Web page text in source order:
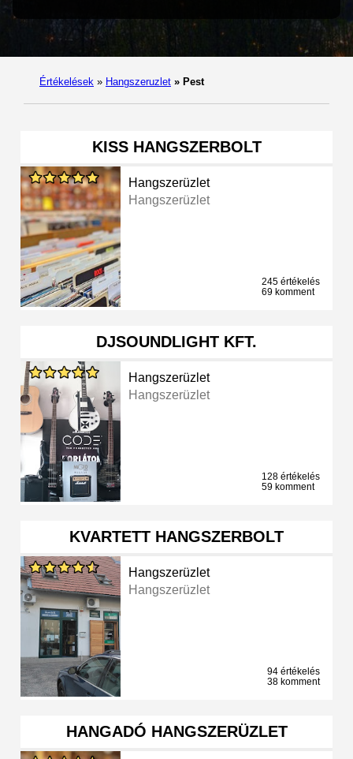
Értékelések » Hangszeruzlet » Pest
KISS HANGSZERBOLT
Hangszerüzlet
Hangszerüzlet
245 értékelés
69 komment
DJSOUNDLIGHT KFT.
Hangszerüzlet
Hangszerüzlet
128 értékelés
59 komment
KVARTETT HANGSZERBOLT
Hangszerüzlet
Hangszerüzlet
94 értékelés
38 komment
HANGADÓ HANGSZERÜZLET